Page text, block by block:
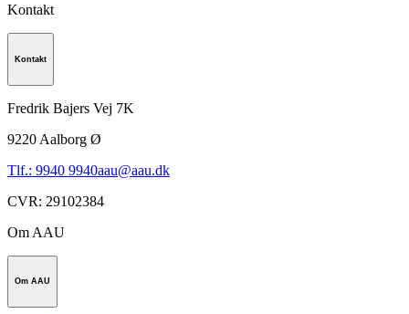
Kontakt
Kontakt
Fredrik Bajers Vej 7K
9220 Aalborg Ø
Tlf.: 9940 9940aau@aau.dk
CVR: 29102384
Om AAU
Om AAU